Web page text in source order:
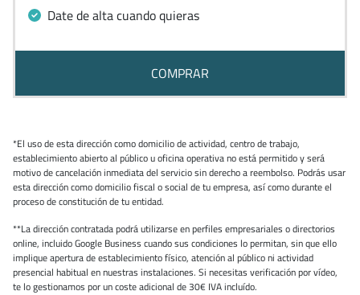
Date de alta cuando quieras
COMPRAR
*El uso de esta dirección como domicilio de actividad, centro de trabajo,
establecimiento abierto al público u oficina operativa no está permitido y será
motivo de cancelación inmediata del servicio sin derecho a reembolso. Podrás usar
esta dirección como domicilio fiscal o social de tu empresa, así como durante el
proceso de constitución de tu entidad.
**La dirección contratada podrá utilizarse en perfiles empresariales o directorios
online, incluido Google Business cuando sus condiciones lo permitan, sin que ello
implique apertura de establecimiento físico, atención al público ni actividad
presencial habitual en nuestras instalaciones. Si necesitas verificación por vídeo,
te lo gestionamos por un coste adicional de 30€ IVA incluído.